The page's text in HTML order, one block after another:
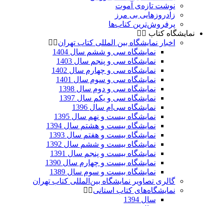
نوشت تازه‌ی آموت
زادروزهایی بی مرز
پرفروش‌ترین کتاب‌ها
نمایشگاه کتاب
اخبار نمایشگاه بین المللی کتاب تهران
نمایشگاه سی و ششم سال 1404
نمایشگاه سی و پنجم سال 1403
نمایشگاه سی و چهارم سال 1402
نمایشگاه سی و سوم سال 1401
نمایشگاه سی و دوم سال 1398
نمایشگاه سی و یکم سال 1397
نمایشگاه سی‌ام سال 1396
نمایشگاه بیست و نهم سال 1395
نمایشگاه بیست و هشتم سال 1394
نمایشگاه بیست و هفتم سال 1393
نمایشگاه بیست و ششم سال 1392
نمایشگاه بیست و پنجم سال 1391
نمایشگاه بیست و چهارم سال 1390
نمایشگاه بیست و سوم سال 1389
گالری تصاویر نمایشگاه بین‌المللی کتاب تهران
نمایشگاه‌های کتاب استانی
سال 1394